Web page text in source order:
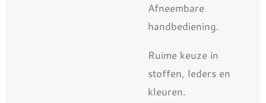
Afneembare
handbediening.
Ruime keuze in
stoffen, leders en
kleuren.